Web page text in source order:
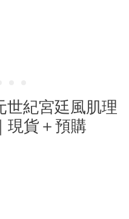
世紀宮廷風肌理
現貨＋預購